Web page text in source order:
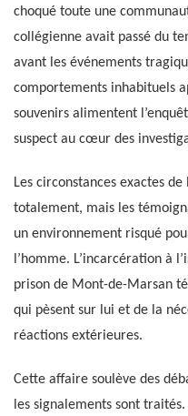
choqué toute une
collégienne avait passé du
avant les événements
comportements inhabituels
souvenirs alimentent
suspect au cœur des
Les circonstances exactes
totalement, mais les
un environnement risqué
l’homme. L’incarcération à
prison de Mont-de-Marsan
qui pèsent sur lui et de la
réactions extérieures.
Cette affaire soulève des
les signalements sont